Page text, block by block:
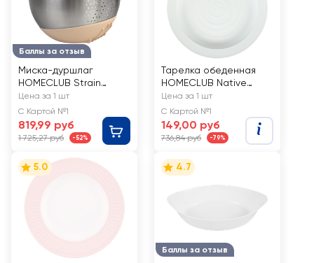
Баллы за отзыв
Миска-дуршлаг
HOMECLUB Strain
22см, с наклоном,
нержавеющая сталь,
силикон, Арт. SSB-22
Цена за 1 шт
С Картой №1
819,99 руб
1 725,27 руб -52%
Тарелка обеденная
HOMECLUB Native
28cм, керамика, Арт.
JH8306
Цена за 1 шт
С Картой №1
149,00 руб
736,84 руб -79%
5.0
Баллы за отзыв
4.7